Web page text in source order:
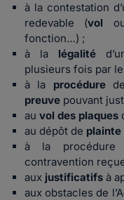
à la contestation
redevable (vol
fonction…) ;
à la légalité
plusieurs fois par
à la procédurede
preuve pouvant
au vol des plaques
au dépôt de plainte
à la procédure
contravention
aux justificatifs à
aux obstacles de